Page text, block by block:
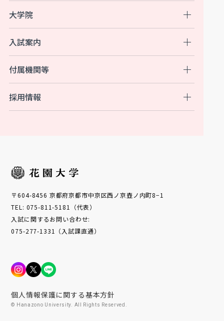
入試案内
付属機関等
大学院
採用情報
〒604-8456 京都府京都市中京区西ノ京壺ノ内町8−1
TEL: 075-811-5181（代表）
入試に関するお問い合わせ:
075-277-1331（入試課直通）
個人情報保護に関する基本方針
© Hanazono University. All Rights Reserved.